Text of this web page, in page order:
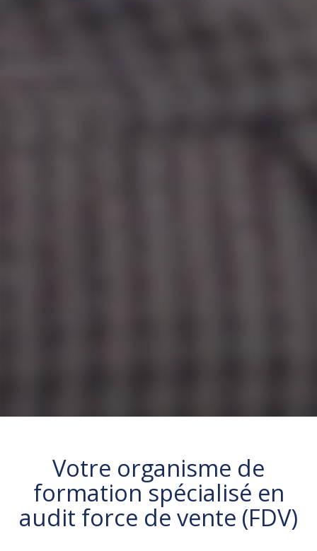
Votre organisme de
formationspécialisé en
audit force de vente (FDV)